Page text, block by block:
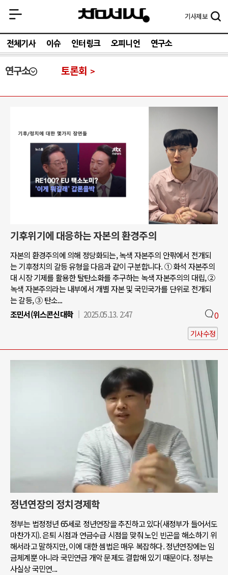
기사제보
전체기사 이슈 인터링크 오피니언 연구소
연구소 토론회
기후위기에 대응하는 자본의 환경주의
자본의 환경주의에 의해 정당화되는, 녹색 자본주의 안팎에서 전개되
는 기후정치의 갈등 유형을 다음과 같이 구분합니다. ① 화석 자본주의
대 시장 기제를 활용한 탈탄소화를 추구하는 녹색 자본주의의 대립, ②
녹색 자본주의라는 내부에서 개별 자본 및 국민국가를 단위로 전개되
는 갈등, ③ 탄소...
조민서(위스콘신대학
2025.05.13. 2:47 0
기사수정
정년연장의 정치경제학
정부는 법정정년 65세로 정년연장을 추진하고 있다(새정부가 들어서도
마찬가지). 은퇴 시점과 연금수급 시점을 맞춰 노인 빈곤을 해소하기 위
해서라고 말하지만, 이에 대한 셈법은 매우 복잡하다. 정년연장에는 임
금체계뿐 아니라 국민연금 개악 문제도 결합해 있기 때문이다. 정부는
사실상 국민연...